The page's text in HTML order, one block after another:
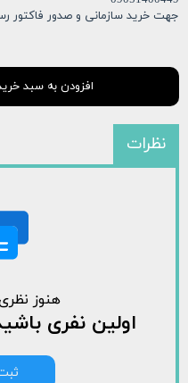
جهت خرید سازمانی و صدور فاکتور
افزودن به سبد
نظرات
هنوز
اولین نفری